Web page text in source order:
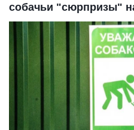
собачьи "сюрпризы"